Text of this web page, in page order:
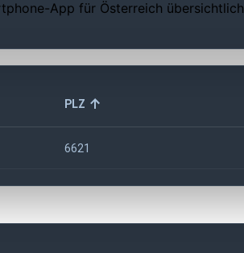
App für Österreich
PLZ
6621